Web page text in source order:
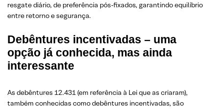
resgate diário, de preferência pós-fixados, garantindo equilíbrio
entre retorno e segurança.
Debêntures incentivadas – uma
opção já conhecida, mas ainda
interessante
As debêntures 12.431 (em referência à Lei que as criaram),
também conhecidas como debêntures incentivadas, são